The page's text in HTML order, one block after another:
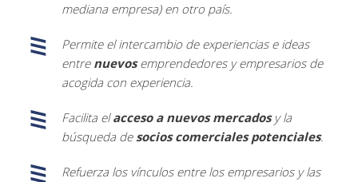
mediana empresa) en otro país.
Permite el intercambio de experiencias e ideas
entre nuevosemprendedores y empresarios de
acogida con experiencia.
Facilita elacceso a nuevos mercados y la
búsqueda de socios comerciales potenciales.
Refuerza los vínculos entre los empresarios y las